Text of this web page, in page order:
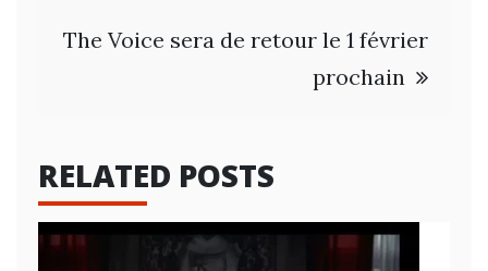
l’article
The Voice sera de retour le 1 février
prochain
RELATED POSTS